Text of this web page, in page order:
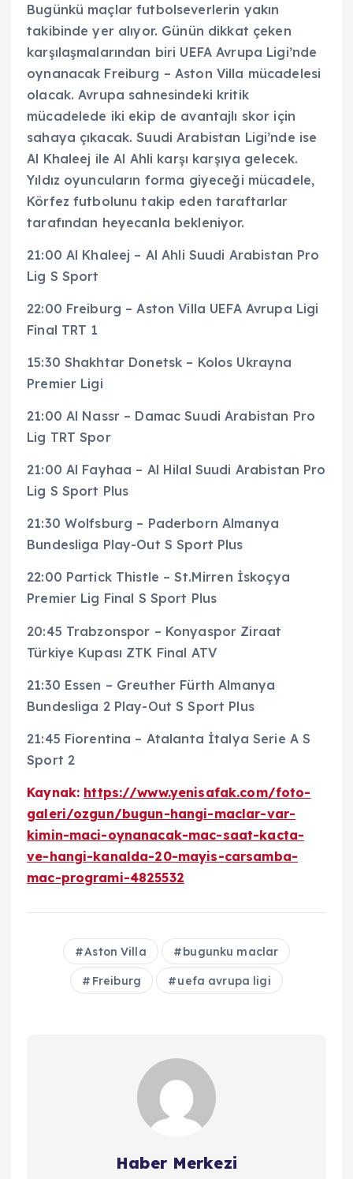
Bugünkü maçlar futbolseverlerin yakın
takibinde yer alıyor. Günün dikkat çeken
karşılaşmalarından biri UEFA Avrupa Ligi’nde
oynanacak Freiburg – Aston Villa mücadelesi
olacak. Avrupa sahnesindeki kritik
mücadelede iki ekip de avantajlı skor için
sahaya çıkacak. Suudi Arabistan Ligi’nde ise
Al Khaleej ile Al Ahli karşı karşıya gelecek.
Yıldız oyuncuların forma giyeceği mücadele,
Körfez futbolunu takip eden taraftarlar
tarafından heyecanla bekleniyor.
21:00 Al Khaleej – Al Ahli Suudi Arabistan Pro
Lig S Sport
22:00 Freiburg – Aston Villa UEFA Avrupa Ligi
Final TRT 1
15:30 Shakhtar Donetsk – Kolos Ukrayna
Premier Ligi
21:00 Al Nassr – Damac Suudi Arabistan Pro
Lig TRT Spor
21:00 Al Fayhaa – Al Hilal Suudi Arabistan Pro
Lig S Sport Plus
21:30 Wolfsburg – Paderborn Almanya
Bundesliga Play-Out S Sport Plus
22:00 Partick Thistle – St.Mirren İskoçya
Premier Lig Final S Sport Plus
20:45 Trabzonspor – Konyaspor Ziraat
Türkiye Kupası ZTK Final ATV
21:30 Essen – Greuther Fürth Almanya
Bundesliga 2 Play-Out S Sport Plus
21:45 Fiorentina – Atalanta İtalya Serie A S
Sport 2
Kaynak: https://www.yenisafak.com/foto-
galeri/ozgun/bugun-hangi-maclar-var-
kimin-maci-oynanacak-mac-saat-kacta-
ve-hangi-kanalda-20-mayis-carsamba-
mac-programi-4825532
Aston Villa bugunku maclar
Freiburg uefa avrupa ligi
Haber Merkezi